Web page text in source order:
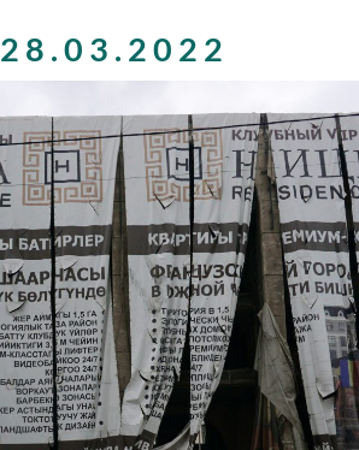
28.03.2022